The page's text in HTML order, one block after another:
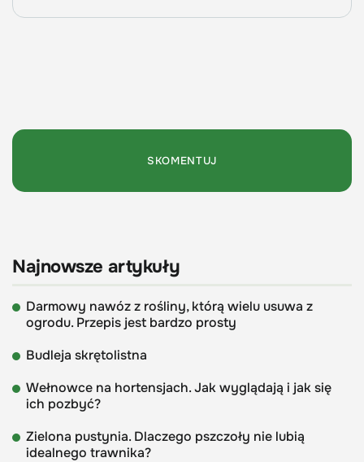
Najnowsze artykuły
Darmowy nawóz z rośliny, którą wielu usuwa z
ogrodu. Przepis jest bardzo prosty
Budleja skrętolistna
Wełnowce na hortensjach. Jak wyglądają i jak się
ich pozbyć?
Zielona pustynia. Dlaczego pszczoły nie lubią
idealnego trawnika?